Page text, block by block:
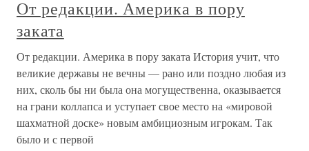
От редакции. Америка в пору
заката
От редакции. Америка в пору заката История учит, что
великие державы не вечны — рано или поздно любая из
них, сколь бы ни была она могущественна, оказывается
на грани коллапса и уступает свое место на «мировой
шахматной доске» новым амбициозным игрокам. Так
было и с первой